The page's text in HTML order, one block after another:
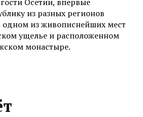
из разных регионов
одном из живописнейших мест
ущелье и расположенном
монастыре.